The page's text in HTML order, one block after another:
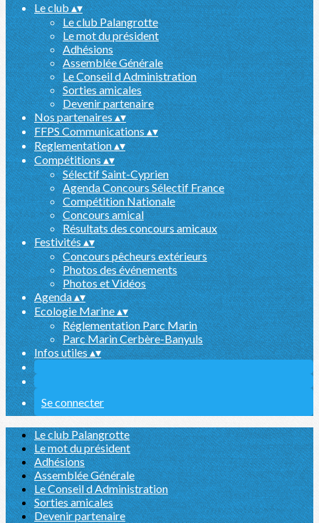
Le club▴▾
Le club Palangrotte
Le mot du président
Adhésions
Assemblée Générale
Le Conseil d Administration
Sorties amicales
Devenir partenaire
Nos partenaires▴▾
FFPS Communications▴▾
Reglementation▴▾
Compétitions▴▾
Sélectif Saint-Cyprien
Agenda Concours Sélectif France
Compétition Nationale
Concours amical
Résultats des concours amicaux
Festivités▴▾
Concours pêcheurs extérieurs
Photos des événements
Photos et Vidéos
Agenda▴▾
Ecologie Marine▴▾
Réglementation Parc Marin
Parc Marin Cerbère-Banyuls
Infos utiles▴▾
Se connecter
Le club Palangrotte
Le mot du président
Adhésions
Assemblée Générale
Le Conseil d Administration
Sorties amicales
Devenir partenaire